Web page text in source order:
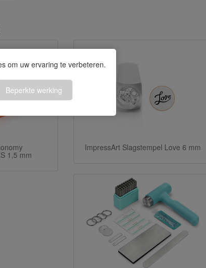
om uw ervaring te verbeteren.
Beperkte werking
1,5 mm
ImpressArt Slagstempel Love 6 mm